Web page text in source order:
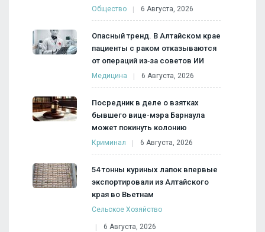
Общество 6 Августа, 2026
Опасный тренд. В Алтайском крае
пациенты с раком отказываются
от операций из‑за советов ИИ
Медицина 6 Августа, 2026
Посредник в деле о взятках
бывшего вице-мэра Барнаула
может покинуть колонию
Криминал 6 Августа, 2026
54 тонны куриных лапок впервые
экспортировали из Алтайского
края во Вьетнам
Сельское Хозяйство
6 Августа, 2026